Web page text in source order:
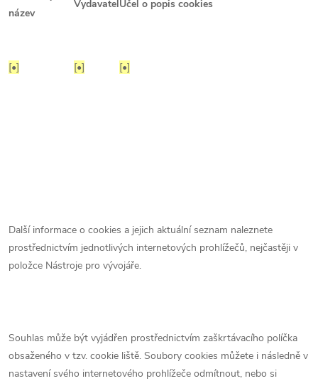
název
VydavatelÚčel o popis cookies
[•] [•] [•]
Další informace o cookies a jejich aktuální seznam naleznete
prostřednictvím jednotlivých internetových prohlížečů, nejčastěji v
položce Nástroje pro vývojáře.
Souhlas může být vyjádřen prostřednictvím zaškrtávacího políčka
obsaženého v tzv. cookie liště. Soubory cookies můžete i následně v
nastavení svého internetového prohlížeče odmítnout, nebo si